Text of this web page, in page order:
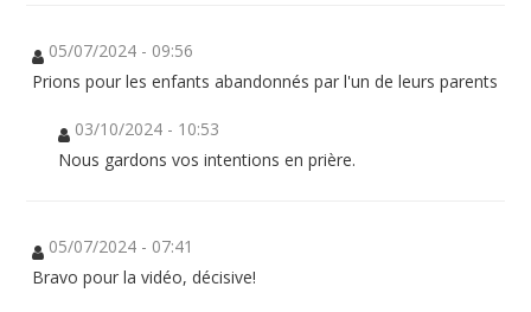
05/07/2024 - 09:56
Prions pour les enfants abandonnés par l'un de leurs parents
03/10/2024 - 10:53
Nous gardons vos intentions en prière.
05/07/2024 - 07:41
Bravo pour la vidéo, décisive!